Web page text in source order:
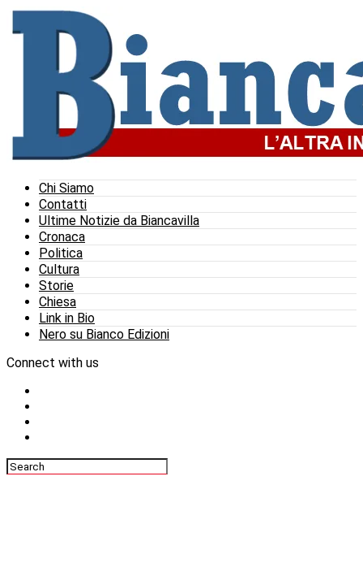
Chi Siamo
Contatti
Ultime Notizie da Biancavilla
Cronaca
Politica
Cultura
Storie
Chiesa
Link in Bio
Nero su Bianco Edizioni
Connect with us